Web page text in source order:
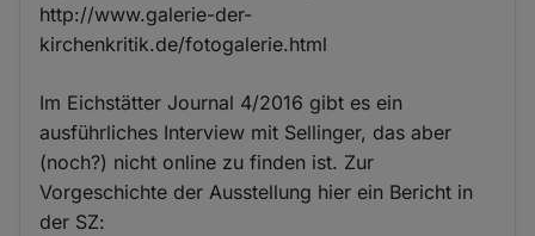
http://www.galerie-der-
kirchenkritik.de/fotogalerie.html
Im Eichstätter Journal 4/2016 gibt es ein
ausführliches Interview mit Sellinger, das aber
(noch?) nicht online zu finden ist. Zur
Vorgeschichte der Ausstellung hier ein Bericht in
der SZ: